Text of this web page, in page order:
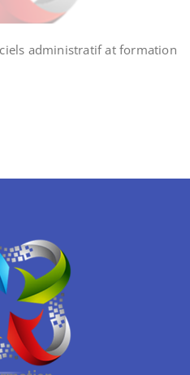
administratif at formation